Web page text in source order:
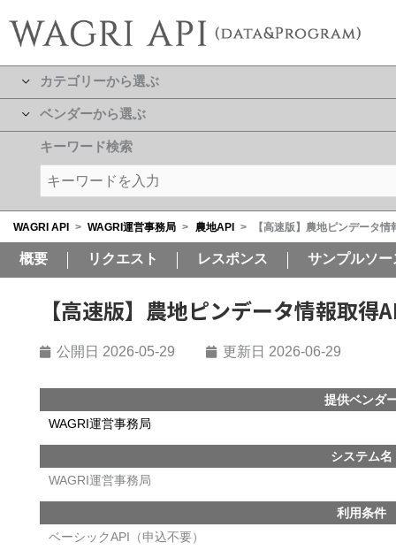
カテゴリーから選ぶ
ベンダーから選ぶ
キーワード検索
WAGRI API > WAGRI運営事務局 > 農地API > 【高速版】農地ピンデータ
概要 リクエスト レスポンス サンプルソ
【高速版】農地ピンデータ情報取得
公開日 2026-05-29 更新日 2026-06-29
提供ベンダ
WAGRI運営事務局
システム名
WAGRI運営事務局
利用条件
ベーシックAPI（申込不要）